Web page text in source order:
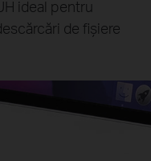
ideal pentru
de fișiere